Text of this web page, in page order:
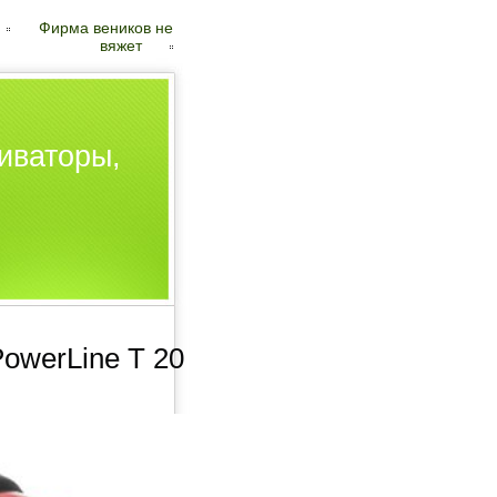
Фирма веников не
вяжет
T 20